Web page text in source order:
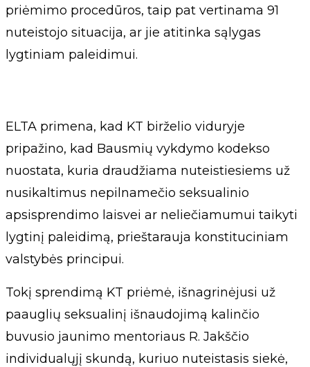
priėmimo procedūros, taip pat vertinama 91
nuteistojo situacija, ar jie atitinka sąlygas
lygtiniam paleidimui.
ELTA primena, kad KT birželio viduryje
pripažino, kad Bausmių vykdymo kodekso
nuostata, kuria draudžiama nuteistiesiems už
nusikaltimus nepilnamečio seksualinio
apsisprendimo laisvei ar neliečiamumui taikyti
lygtinį paleidimą, prieštarauja konstituciniam
valstybės principui.
Tokį sprendimą KT priėmė, išnagrinėjusi už
paauglių seksualinį išnaudojimą kalinčio
buvusio jaunimo mentoriaus R. Jakščio
individualųjį skundą, kuriuo nuteistasis siekė,